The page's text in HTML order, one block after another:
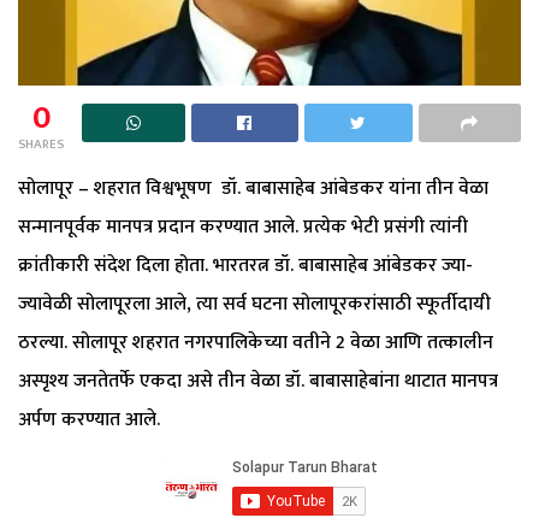
0
SHARES
सोलापूर – शहरात विश्वभूषण डॉ. बाबासाहेब आंबेडकर यांना तीन वेळा
सन्मानपूर्वक मानपत्र प्रदान करण्यात आले. प्रत्येक भेटी प्रसंगी त्यांनी
क्रांतीकारी संदेश दिला होता. भारतरत्न डॉ. बाबासाहेब आंबेडकर ज्या-
ज्यावेळी सोलापूरला आले, त्या सर्व घटना सोलापूरकरांसाठी स्फूर्तीदायी
ठरल्या. सोलापूर शहरात नगरपालिकेच्या वतीने 2 वेळा आणि तत्कालीन
अस्पृश्य जनतेतर्फे एकदा असे तीन वेळा डॉ. बाबासाहेबांना थाटात मानपत्र
अर्पण करण्यात आले.